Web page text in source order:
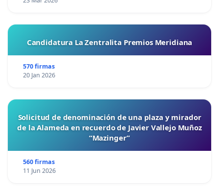
Candidatura La Zentralita Premios Meridiana
570 firmas
20 Jan 2026
Solicitud de denominación de una plaza y mirador
de la Alameda en recuerdo de Javier Vallejo Muñoz
“Mazinger”
560 firmas
11 Jun 2026